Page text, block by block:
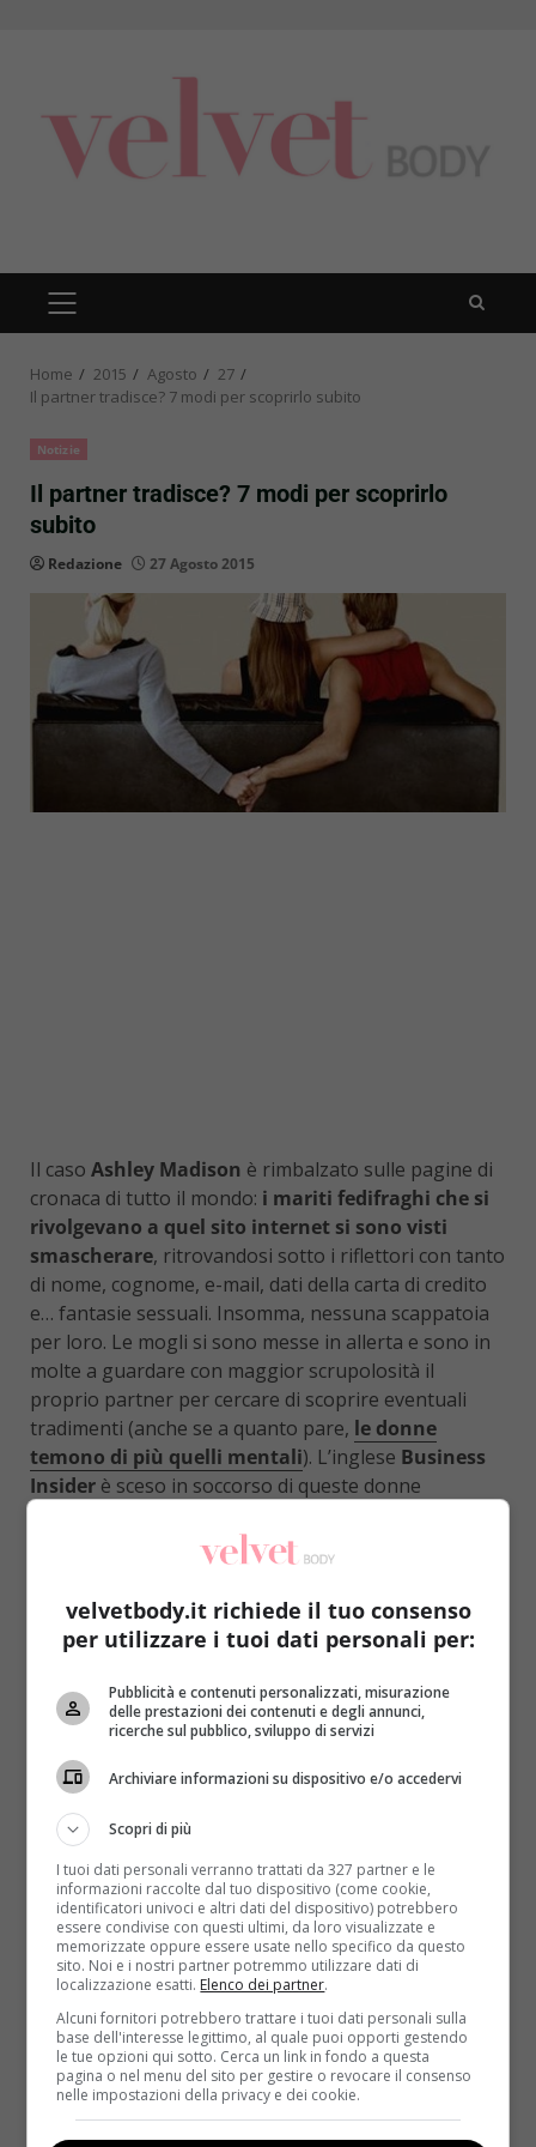
PRIMARY
MENU
Home 2015 Agosto
27
Il partner tradisce? 7 modi per scoprirlo subito
Notizie
Il partner tradisce? 7 modi per scoprirlo
subito
Redazione 27 Agosto 2015
Il caso Ashley Madison è rimbalzato sulle pagine di
cronaca di tutto il mondo: i mariti fedifraghi che si
rivolgevano a quel sito internet si sono visti
smascherare, ritrovandosi sotto i riflettori con tanto
di nome, cognome, e-mail, dati della carta di credito
e… fantasie sessuali. Insomma, nessuna scappatoia
per loro. Le mogli si sono messe in allerta e sono in
molte a guardare con maggior scrupolosità il
proprio partner per cercare di scoprire eventuali
tradimenti (anche se a quanto pare, le donne
temono di più quelli mentali). L’inglese Business
Insider è sceso in soccorso di queste donne
nascondere un tradimento.
chiedere a un amico: gli psicologi dellaBrigham
Young Universityhanno appurato che le persone
riescono a cogliere segnali significativi quali bugie e
infelicità;prendersi del tempo per rimuginarci
sopraè il secondo consiglio: capire il subconscio
delle persone richiede più tempo, ecco perché non
bisogna essere frettolosi. Anche
rappresentare un valido campanello dall’allarme
l’utilizzo della prima persona, di verbi cognitivi
(penso, credo) e di parole esclusive (ma, tranne, ad
accezione) segnalano sincerità. Al contrario bisogna
preoccuparsi quando si tende ad utilizzare emozioni
negative (odio, rabbia, nemico) o verbi di movimento
(cammino, vado).
Quarto segnale cui prestare attenzione è ilsuono
della voce: sembra infatti che le voci più profonde
siano più predisposte al tradimento. I ricercatori
velvetbody.it richiede il tuo consenso
per utilizzare i tuoi dati personali per:
Pubblicità e contenuti personalizzati, misurazione
delle prestazioni dei contenuti e degli annunci,
ricerche sul pubblico, sviluppo di servizi
Archiviare informazioni su dispositivo e/o accedervi
Scopri di più
I tuoi dati personali verranno trattati da 327 partner e le
informazioni raccolte dal tuo dispositivo (come cookie,
identificatori univoci e altri dati del dispositivo) potrebbero
essere condivise con questi ultimi, da loro visualizzate e
memorizzate oppure essere usate nello specifico da questo
sito. Noi e i nostri partner potremmo utilizzare dati di
localizzazione esatti. Elenco dei partner.
Alcuni fornitori potrebbero trattare i tuoi dati personali sulla
base dell'interesse legittimo, al quale puoi opporti gestendo
le tue opzioni qui sotto. Cerca un link in fondo a questa
pagina o nel menu del sito per gestire o revocare il consenso
nelle impostazioni della privacy e dei cookie.